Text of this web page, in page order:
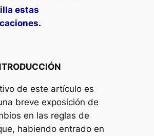
estas
de este artículo es
breve exposición de
en las reglas de
habiendo entrado en